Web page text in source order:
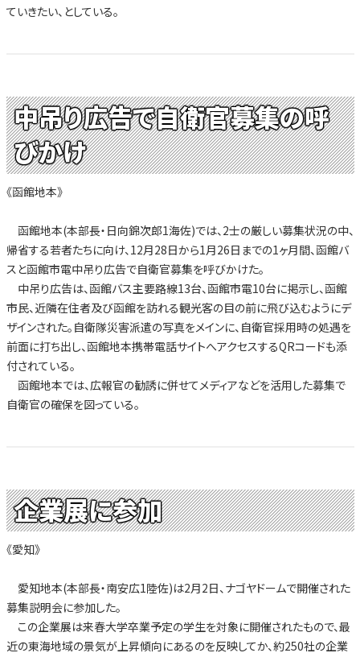
ていきたい、としている。
中吊り広告で自衛官募集の呼
びかけ
《函館地本》
函館地本(本部長・日向錦次郎1海佐)では、2士の厳しい募集状況の中、
帰省する若者たちに向け、12月28日から1月26日までの1ヶ月間、函館バ
スと函館市電中吊り広告で自衛官募集を呼びかけた。
中吊り広告は、函館バス主要路線13台、函館市電10台に掲示し、函館
市民、近隣在住者及び函館を訪れる観光客の目の前に飛び込むようにデ
ザインされた。自衛隊災害派遣の写真をメインに、自衛官採用時の処遇を
前面に打ち出し、函館地本携帯電話サイトへアクセスするQRコードも添
付されている。
函館地本では、広報官の勧誘に併せてメディアなどを活用した募集で
自衛官の確保を図っている。
企業展に参加
《愛知》
愛知地本(本部長・南安広1陸佐)は2月2日、ナゴヤドームで開催された
募集説明会に参加した。
この企業展は来春大学卒業予定の学生を対象に開催されたもので、最
近の東海地域の景気が上昇傾向にあるのを反映してか、約250社の企業